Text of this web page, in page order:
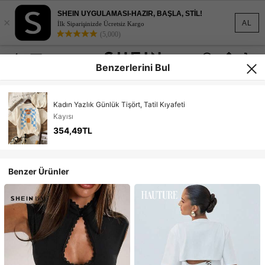
AL
×
SHEIN UYGULAMASI-HAZIR, BAŞLA, STİL!
İlk Siparişinizde Ücretsiz Kargo
(5,000)
Benzerlerini Bul
Kadın Yazlık Günlük Tişört, Tatil Kıyafeti
Kayısı
354,49TL
Benzer Ürünler